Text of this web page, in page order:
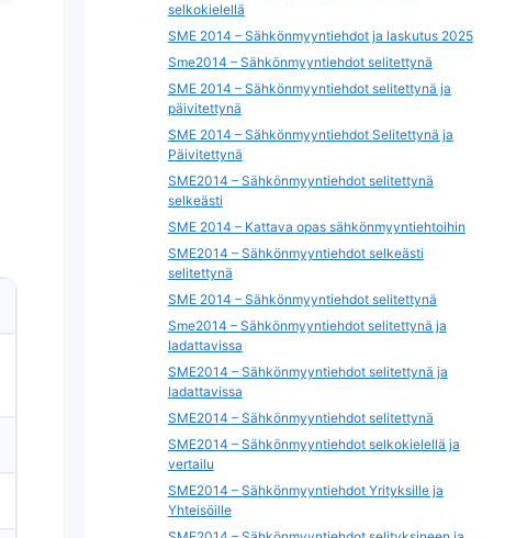
selkokielellä
SME 2014 – Sähkönmyyntiehdot ja laskutus 2025
Sme2014 – Sähkönmyyntiehdot selitettynä
SME 2014 – Sähkönmyyntiehdot selitettynä ja
päivitettynä
SME 2014 – Sähkönmyyntiehdot Selitettynä ja
Päivitettynä
SME2014 – Sähkönmyyntiehdot selitettynä
selkeästi
SME 2014 – Kattava opas sähkönmyyntiehtoihin
SME2014 – Sähkönmyyntiehdot selkeästi
selitettynä
SME 2014 – Sähkönmyyntiehdot selitettynä
Sme2014 – Sähkönmyyntiehdot selitettynä ja
ladattavissa
SME2014 – Sähkönmyyntiehdot selitettynä ja
ladattavissa
SME2014 – Sähkönmyyntiehdot selitettynä
SME2014 – Sähkönmyyntiehdot selkokielellä ja
vertailu
SME2014 – Sähkönmyyntiehdot Yrityksille ja
Yhteisöille